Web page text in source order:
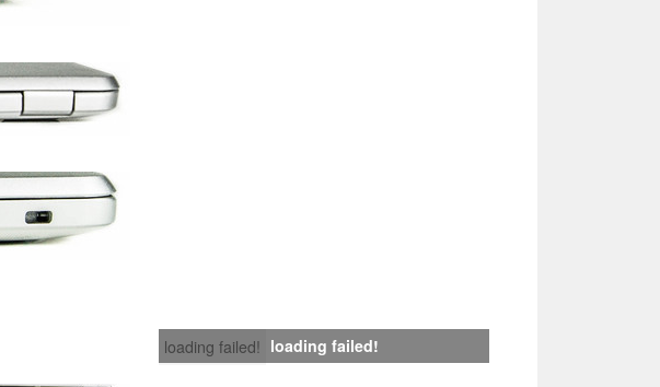
loading failed! loading failed!